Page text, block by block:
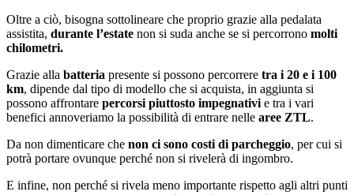
Oltre a ciò, bisogna sottolineare che proprio grazie alla pedalata
assistita, durante l’estate non si suda anche se si percorrono molti
chilometri.
Grazie alla batteria presente si possono percorrere tra i 20 e i 100
km, dipende dal tipo di modello che si acquista, in aggiunta si
possono affrontare percorsi piuttosto impegnativi e tra i vari
benefici annoveriamo la possibilità di entrare nelle aree ZTL.
Da non dimenticare che non ci sono costi di parcheggio, per cui si
potrà portare ovunque perché non si rivelerà di ingombro.
E infine, non perché si rivela meno importante rispetto agli altri punti